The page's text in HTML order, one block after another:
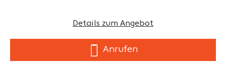
Details zum Angebot
Anrufen